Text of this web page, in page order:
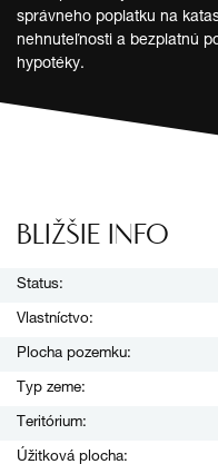
správneho poplatku na
nehnuteľnosti a bezplatnú
hypotéky.
BLIŽŠIE INFO
Status:
Vlastníctvo:
Plocha pozemku:
Typ zeme:
Teritórium:
Úžitková plocha: